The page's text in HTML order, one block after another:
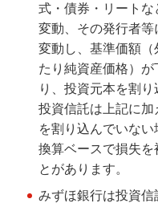
相場急変時、目的を
マーケットレポート
【2021年に購入し
び継続管理勘定残高
12月の一部取引の
式・債券・リート
変動、その発行者
変動し、基準価額
たり純資産価格）
り、投資元本を割
投資信託は上記に
を割り込んでいな
換算ベースで損失を
とがあります。
みずほ銀行は投資